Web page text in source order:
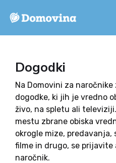
Dogodki
Na Domovini za
dogodke, ki jih je vredno
živo, na spletu ali
mestu zbrane obiska
okrogle mize, predavanja,
filme in drugo, se prijavite
naročnik.